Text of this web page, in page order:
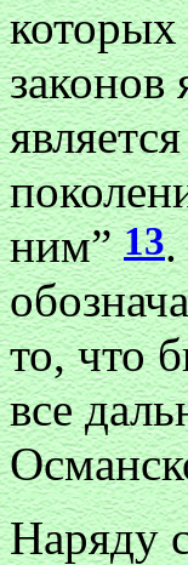
законов
ним”13.
то, что
все
Наряду